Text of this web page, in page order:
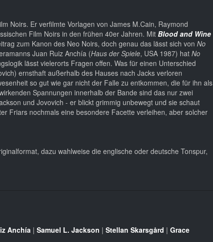
Noirs. Er verfilmte Vorlagen von James M.Cain, Raymond
Film Noirs in den frühen 40er Jahren. Mit Blood and Wine
zum Kanon des Neo Noirs, doch genau das lässt sich von No
Juan Ruiz Anchía (Haus der Spiele, USA 1987) hat No
lässt vielerorts Fragen offen. Was für einen Unterschied
ernsthaft außerhalb des Hauses nach Jacks verloren
so gut wie gar nicht der Falle zu entkommen, die für ihn als
Spannungen innerhalb der Bande sind das nur zwei
und Jovovich - er blickt grimmig unbewegt und sie schaut
Friars nochmals eine besondere Facette verleihen, aber solcher
dazu wahlweise die englische oder deutsche Tonspur,
Anchía | Samuel L. Jackson | Stellan Skarsgård | Grace